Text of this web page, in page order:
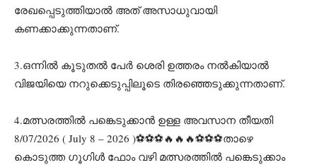
രേഖപ്പെടുത്തിയാൽ അത് അസാധുവായി
കണക്കാക്കുന്നതാണ്.
3.ഒന്നിൽ കൂടുതൽ പേർ ശെരി ഉത്തരം നൽകിയാൽ
വിജയിയെ നറുക്കെടുപ്പിലൂടെ തിരഞ്ഞെടുക്കുന്നതാണ്.
4.മത്സരത്തിൽ പങ്കെടുക്കാൻ ഉള്ള അവസാന തീയതി
8/07/2026 ( July 8 – 2026 )⚽️⚽️⚽️🔥🔥🔥⚽️⚽️⚽️താഴെ
കൊടുത്ത ഗൂഗിൾ ഫോം വഴി മത്സരത്തിൽ പങ്കെടുക്കാം